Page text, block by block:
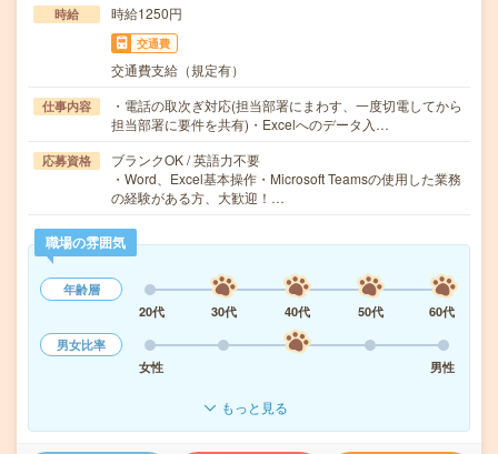
時給 時給1250円
交通費
交通費支給（規定有）
仕事内容
・電話の取次ぎ対応(担当部署にまわす、一度切電してから
担当部署に要件を共有)・Excelへのデータ入…
応募資格
ブランクOK / 英語力不要
・Word、Excel基本操作・Microsoft Teamsの使用した業務
の経験がある方、大歓迎！…
職場の雰囲気
年齢層
20代
30代 40代 50代
60代
男女比率
女性
男性
もっと見る